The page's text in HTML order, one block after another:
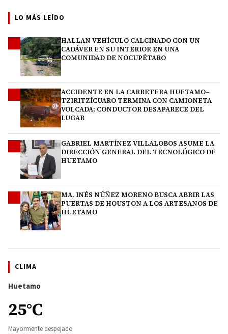
LO MÁS LEÍDO
HALLAN VEHÍCULO CALCINADO CON UN
CADÁVER EN SU INTERIOR EN UNA
COMUNIDAD DE NOCUPÉTARO
ACCIDENTE EN LA CARRETERA HUETAMO–
TZIRITZÍCUARO TERMINA CON CAMIONETA
VOLCADA; CONDUCTOR DESAPARECE DEL
LUGAR
GABRIEL MARTÍNEZ VILLALOBOS ASUME LA
DIRECCIÓN GENERAL DEL TECNOLÓGICO DE
HUETAMO
MA. INÉS NÚÑEZ MORENO BUSCA ABRIR LAS
PUERTAS DE HOUSTON A LOS ARTESANOS DE
HUETAMO
CLIMA
Huetamo
25°C
Mayormente despejado